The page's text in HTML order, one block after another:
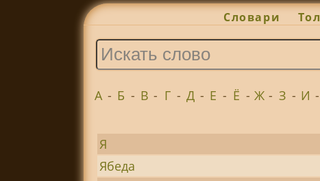
Словари
А - Б - В - Г - Д - Е - Ё - Ж - З - И -
Я
Ябеда